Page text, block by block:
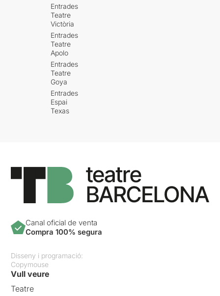
Entrades
Teatre
Victòria
Entrades
Teatre
Apolo
Entrades
Teatre
Goya
Entrades
Espai
Texas
Canal oficial de venta
Compra 100% segura
Disseny i programació:
Copymouse
Vull veure
Teatre